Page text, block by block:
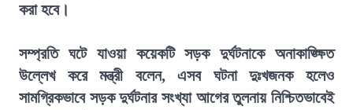
করা হবে।
সম্প্রতি ঘটে যাওয়া কয়েকটি সড়ক দুর্ঘটনাকে অনাকাঙ্ক্ষিত
উল্লেখ করে মন্ত্রী বলেন, এসব ঘটনা দুঃখজনক হলেও
সামগ্রিকভাবে সড়ক দুর্ঘটনার সংখ্যা আগের তুলনায় নিশ্চিতভাবেই